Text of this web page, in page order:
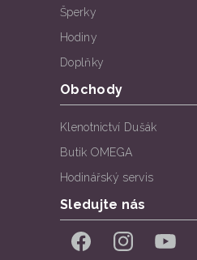
Šperky
Hodiny
Doplňky
Obchody
Klenotnictví Dušák
Butik OMEGA
Hodinářský servis
Sledujte nás
FacebookInstagramYouTube